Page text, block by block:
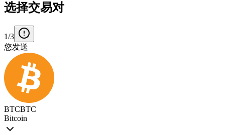
选择交易对
1/3
您发送
BTCBTC
Bitcoin